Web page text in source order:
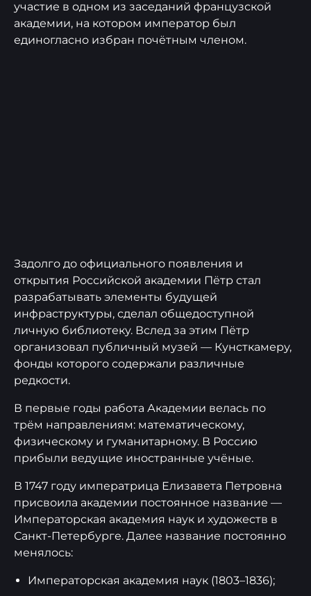
участие в одном из заседаний французской
академии, на котором император был
единогласно избран почётным членом.
Задолго до официального появления и
открытия Российской академии Пётр стал
разрабатывать элементы будущей
инфраструктуры, сделал общедоступной
личную библиотеку. Вслед за этим Пётр
организовал публичный музей — Кунсткамеру,
фонды которого содержали различные
редкости.
В первые годы работа Академии велась по
трём направлениям: математическому,
физическому и гуманитарному. В Россию
прибыли ведущие иностранные учёные.
В 1747 году императрица Елизавета Петровна
присвоила академии постоянное название —
Императорская академия наук и художеств в
Санкт-Петербурге. Далее название постоянно
менялось:
Императорская академия наук (1803–1836);